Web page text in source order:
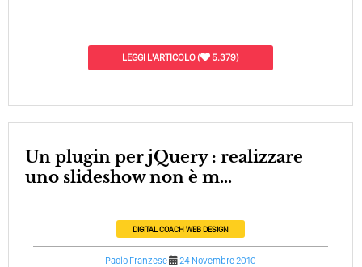
LEGGI L'ARTICOLO( 5.379)
Un plugin per jQuery : realizzare
uno slideshow non è m...
DIGITAL COACHWEB DESIGN
Paolo Franzese 24 Novembre 2010